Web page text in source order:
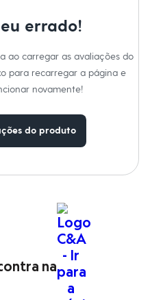
errado!
ao carregar as avaliações do
para recarregar a página e
novamente!
do produto
na